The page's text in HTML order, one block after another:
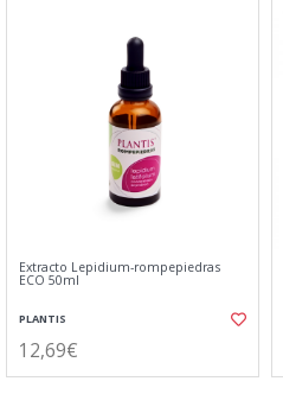
Extracto Lepidium-rompepiedras
ECO 50ml
PLANTIS
12,69€